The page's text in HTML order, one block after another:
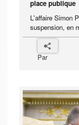
place publique
L'affaire Simon
suspension, en
Par